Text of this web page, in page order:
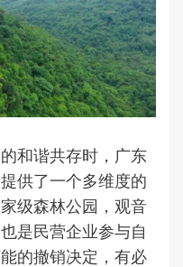
和谐共存时，广东
供了一个多维度的
级森林公园，观音
是民营企业参与自
的撤销决定，有必